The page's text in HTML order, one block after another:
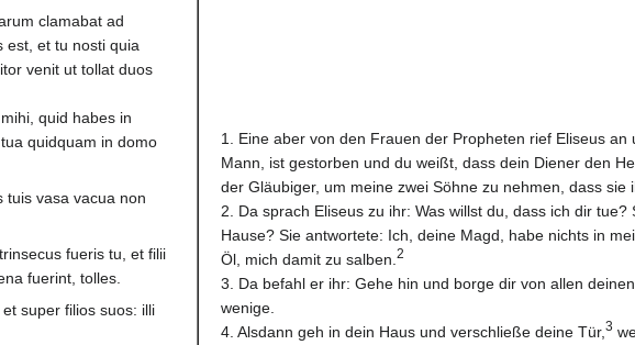
clamabat ad
est, et tu nosti quia
venit ut tollat duos
quid habes in
quidquam in domo
tuis vasa vacua non
fueris tu, et filii
fuerint, tolles.
super filios suos: illi
1. Eine aber von den Frauen der Propheten rief Eliseus an
Mann, ist gestorben und du weißt, dass dein Diener den
der Gläubiger, um meine zwei Söhne zu nehmen, dass sie
2. Da sprach Eliseus zu ihr: Was willst du, dass ich dir
Hause? Sie antwortete: Ich, deine Magd, habe nichts in
Öl, mich damit zu salben. 2
3. Da befahl er ihr: Gehe hin und borge dir von allen
wenige.
4. Alsdann geh in dein Haus und verschließe deine Tür, 3